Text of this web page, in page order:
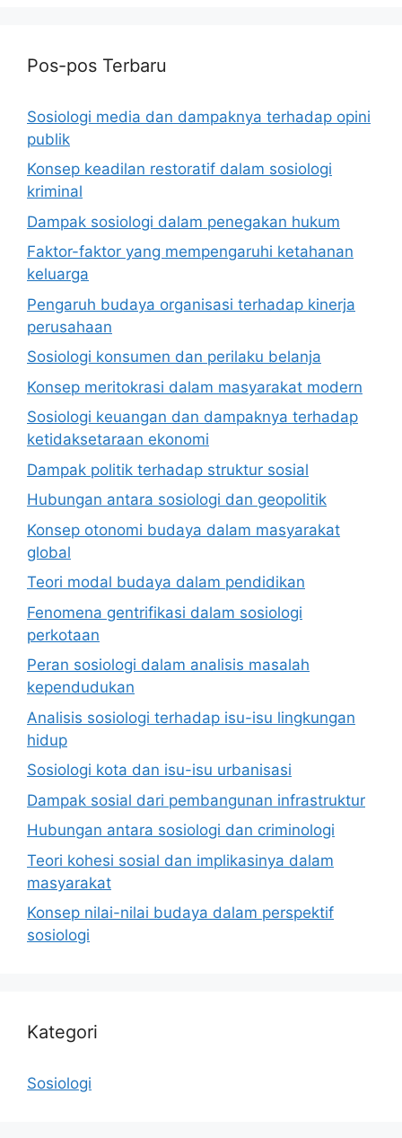
Pos-pos Terbaru
Sosiologi media dan dampaknya terhadap opini
publik
Konsep keadilan restoratif dalam sosiologi
kriminal
Dampak sosiologi dalam penegakan hukum
Faktor-faktor yang mempengaruhi ketahanan
keluarga
Pengaruh budaya organisasi terhadap kinerja
perusahaan
Sosiologi konsumen dan perilaku belanja
Konsep meritokrasi dalam masyarakat modern
Sosiologi keuangan dan dampaknya terhadap
ketidaksetaraan ekonomi
Dampak politik terhadap struktur sosial
Hubungan antara sosiologi dan geopolitik
Konsep otonomi budaya dalam masyarakat
global
Teori modal budaya dalam pendidikan
Fenomena gentrifikasi dalam sosiologi
perkotaan
Peran sosiologi dalam analisis masalah
kependudukan
Analisis sosiologi terhadap isu-isu lingkungan
hidup
Sosiologi kota dan isu-isu urbanisasi
Dampak sosial dari pembangunan infrastruktur
Hubungan antara sosiologi dan criminologi
Teori kohesi sosial dan implikasinya dalam
masyarakat
Konsep nilai-nilai budaya dalam perspektif
sosiologi
Kategori
Sosiologi